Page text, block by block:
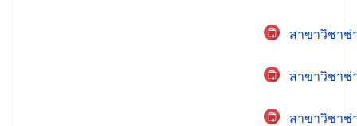
สาขาวิชาช่
สาขาวิชาช่
สาขาวิชาช่